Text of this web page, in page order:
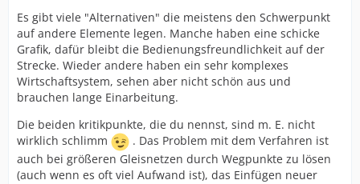
Es gibt viele "Alternativen" die meistens den Schwerpunkt
auf andere Elemente legen. Manche haben eine schicke
Grafik, dafür bleibt die Bedienungsfreundlichkeit auf der
Strecke. Wieder andere haben ein sehr komplexes
Wirtschaftsystem, sehen aber nicht schön aus und
brauchen lange Einarbeitung.
Die beiden kritikpunkte, die du nennst, sind m. E. nicht
wirklich schlimm
. Das Problem mit dem Verfahren ist
auch bei größeren Gleisnetzen durch Wegpunkte zu lösen
(auch wenn es oft viel Aufwand ist), das Einfügen neuer